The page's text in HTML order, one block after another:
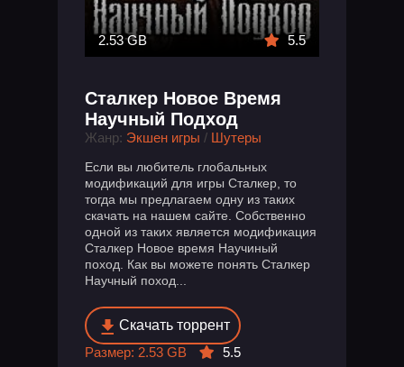
2.53 GB 5.5
Сталкер Новое Время
Научный Подход
Жанр: Экшен игры / Шутеры
Если вы любитель глобальных
модификаций для игры Сталкер, то
тогда мы предлагаем одну из таких
скачать на нашем сайте. Собственно
одной из таких является модификация
Сталкер Новое время Научиный
поход. Как вы можете понять Сталкер
Научный поход...
Скачать торрент
Размер: 2.53 GB
5.5